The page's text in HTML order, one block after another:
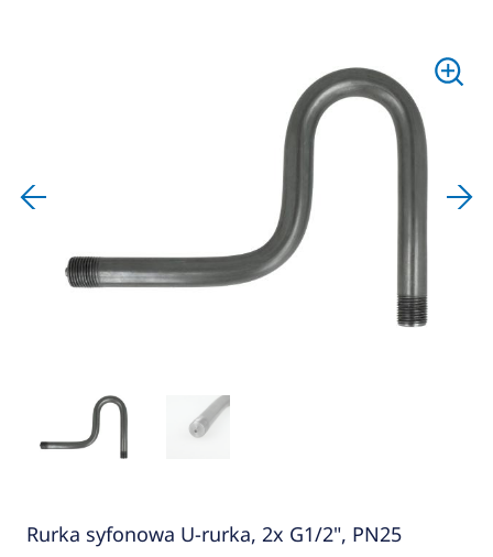
Rurka syfonowa U-rurka, 2x G1/2", PN25